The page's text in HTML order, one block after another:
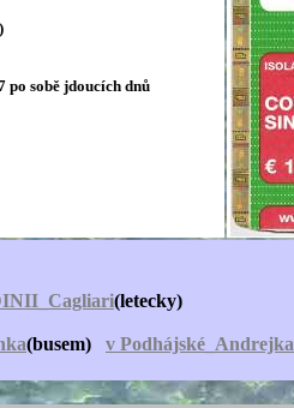
po sobě jdoucích dnů
(letecky)
(busem) v Podhájské_Andrejka